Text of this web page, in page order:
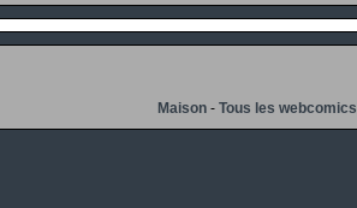
Maison- Tous les webcomics